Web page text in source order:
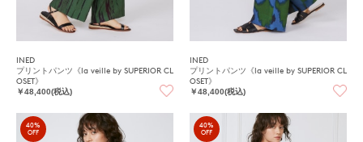
INED
プリントパンツ《la veille by SUPERIOR CL
OSET》
￥48,400(税込)
INED
プリントパンツ《la veille by SUPERIOR CL
OSET》
￥48,400(税込)
40%
OFF
40%
OFF